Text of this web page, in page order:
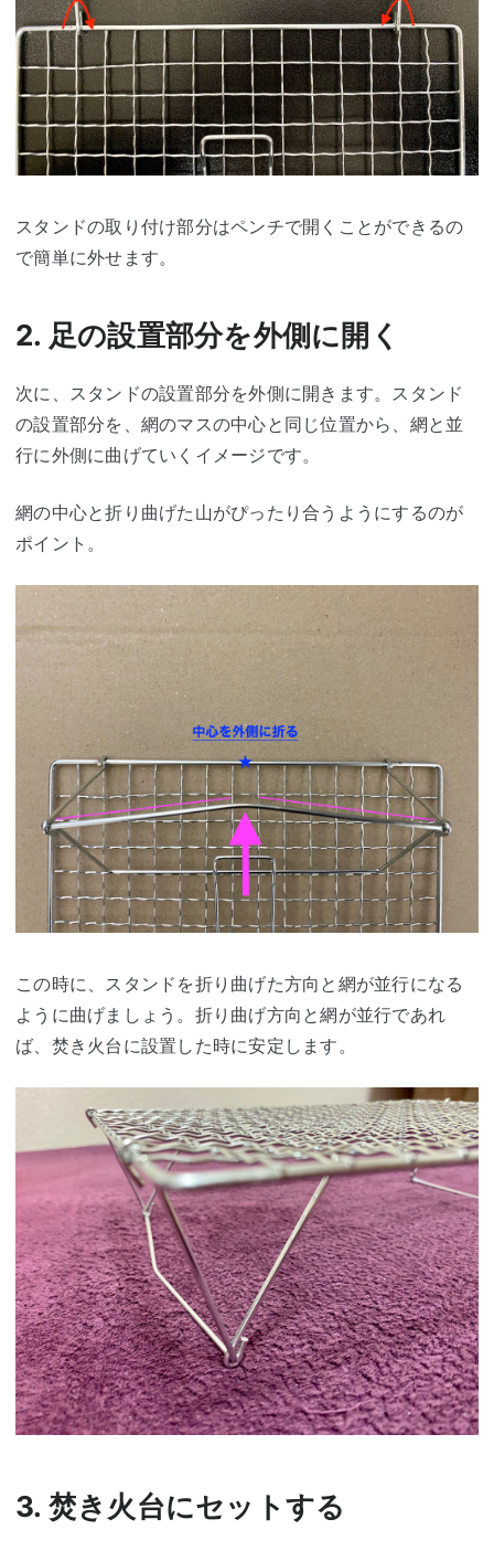
スタンドの取り付け部分はペンチで開くことができるの
で簡単に外せます。
2. 足の設置部分を外側に開く
次に、スタンドの設置部分を外側に開きます。スタンド
の設置部分を、網のマスの中心と同じ位置から、網と並
行に外側に曲げていくイメージです。
網の中心と折り曲げた山がぴったり合うようにするのが
ポイント。
この時に、スタンドを折り曲げた方向と網が並行になる
ように曲げましょう。折り曲げ方向と網が並行であれ
ば、焚き火台に設置した時に安定します。
3. 焚き火台にセットする